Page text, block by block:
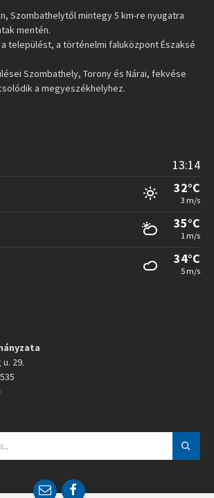
Szombathelytől mintegy 5 km-re nyugatra
mentén.
települést, a történelmi faluközpont Északsé
Szombathely, Torony és Nárai, fekvése
a megyeszékhelyhez.
13:14
32°C
3 m/s
35°C
1 m/s
34°C
5 m/s
29.
E
F